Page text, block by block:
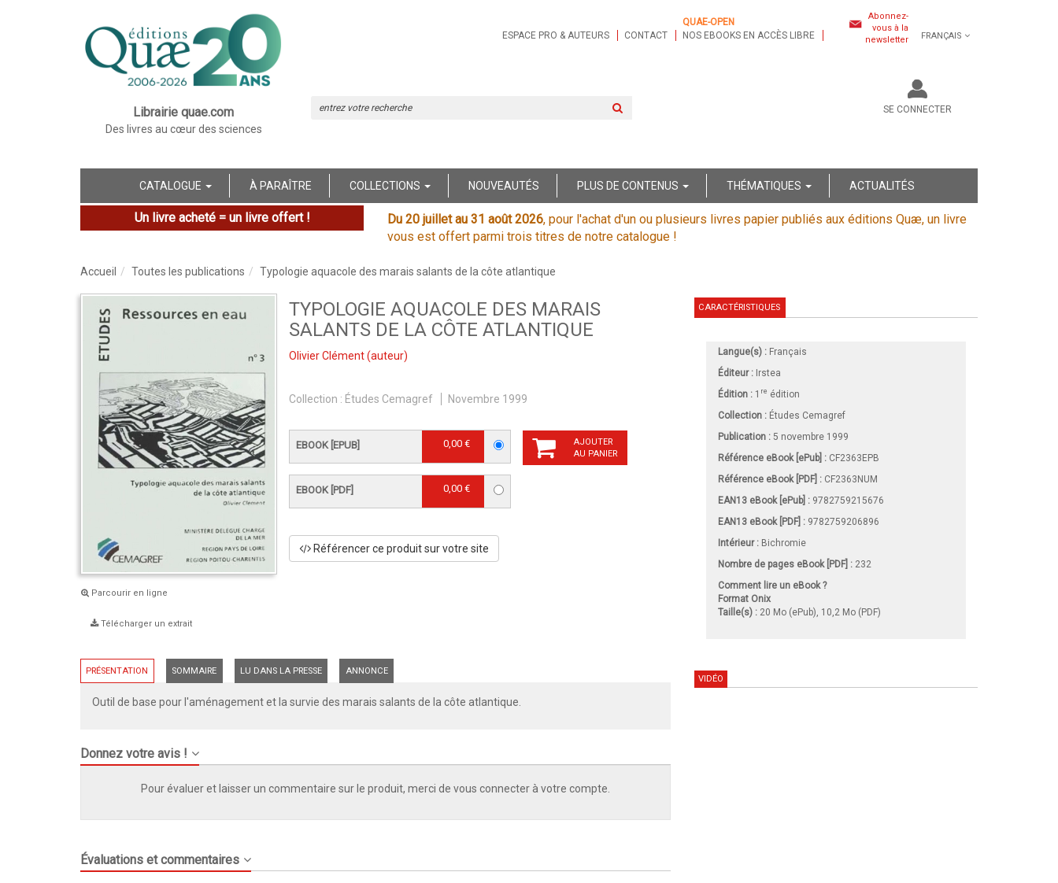
Librairie quae.com
Des livres au cœur des sciences
ESPACE PRO & AUTEURS CONTACT
QUAE-OPEN
NOS EBOOKS EN ACCÈS LIBRE
Abonnez-
vous à la
newsletter
FRANÇAIS
SE CONNECTER
CATALOGUE À PARAÎTRE COLLECTIONS NOUVEAUTÉS PLUS DE CONTENUS THÉMATIQUES ACTUALITÉS
Un livre acheté = un livre offert ! Du 20 juillet au 31 août 2026, pour l'achat d'un ou plusieurs livres papier publiés aux éditions Quæ, un livre
vous est offert parmi trois titres de notre catalogue !
Accueil Toutes les publications Typologie aquacole des marais salants de la côte atlantique
Parcourir en ligne
Télécharger un extrait
TYPOLOGIE AQUACOLE DES MARAIS
SALANTS DE LA CÔTE ATLANTIQUE
Olivier Clément(auteur)
Collection : Études Cemagref Novembre 1999
EBOOK [EPUB] 0,00 €
EBOOK [PDF] 0,00 €
AJOUTER
AU PANIER
Référencer ce produit sur votre site
PRÉSENTATION SOMMAIRE LU DANS LA PRESSE ANNONCE
Outil de base pour l'aménagement et la survie des marais salants de la côte atlantique.
Donnez votre avis !
Pour évaluer et laisser un commentaire sur le produit, merci de vous connecter à votre compte.
Évaluations et commentaires
CARACTÉRISTIQUES
Langue(s) : Français
Éditeur : Irstea
Édition : 1 re édition
Collection : Études Cemagref
Publication : 5 novembre 1999
Référence eBook [ePub] : CF2363EPB
Référence eBook [PDF] : CF2363NUM
EAN13 eBook [ePub] : 9782759215676
EAN13 eBook [PDF] : 9782759206896
Intérieur : Bichromie
Nombre de pages eBook [PDF] : 232
Comment lire un eBook ?
Format Onix
Taille(s) : 20 Mo (ePub), 10,2 Mo (PDF)
VIDÉO